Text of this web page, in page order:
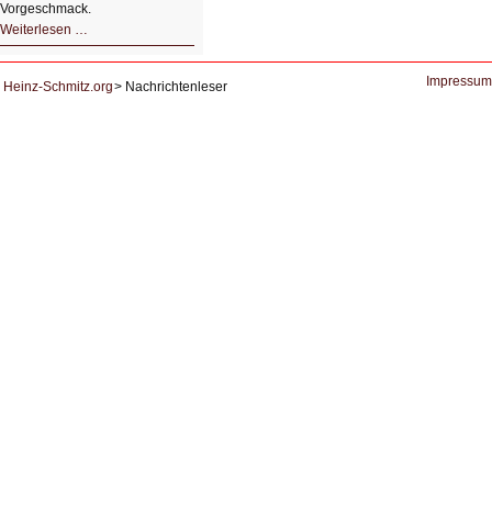
Vorgeschmack.
Weiterlesen …
Der
KI
Heinz-Schmitz.org Nachrichtenleser Impressum